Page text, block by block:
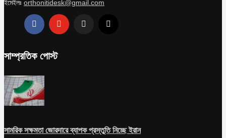
ইমেইলঃ orthonitidesk@gmail.com
সাম্প্রতিক পোস্ট
সামরিক সক্ষমতা জোরদারে ব্যাপক প্রস্তুতি নিচ্ছে ইরান